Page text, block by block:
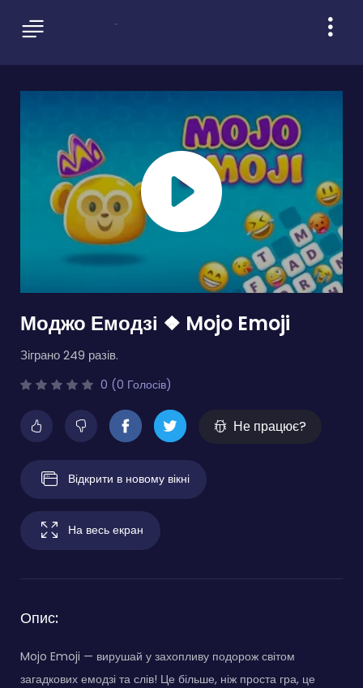
Моджо Емодзі ❖ Mojo Emoji
Зіграно 249 разів.
0 (0 Голосів)
Не працює?
Відкрити в новому вікні
На весь екран
Опис:
Mojo Emoji — вирушай у захопливу подорож світом
загадкових емодзі та слів! Це більше, ніж проста гра, це